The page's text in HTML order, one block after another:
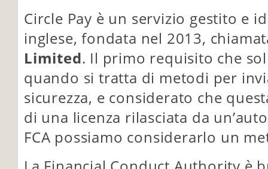
Circle Pay è un servizio gestito e
inglese, fondata nel 2013,
Limited. Il primo requisito che
quando si tratta di metodi per
sicurezza, e considerato che
di una licenza rilasciata da
FCA possiamo considerarlo un